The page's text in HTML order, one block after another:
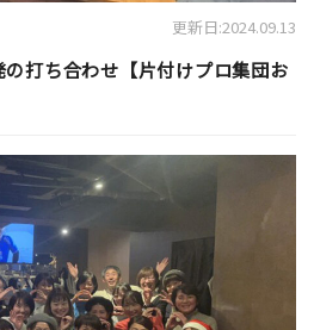
更新日:2024.09.13
打ち合わせ【片付けプロ集団お